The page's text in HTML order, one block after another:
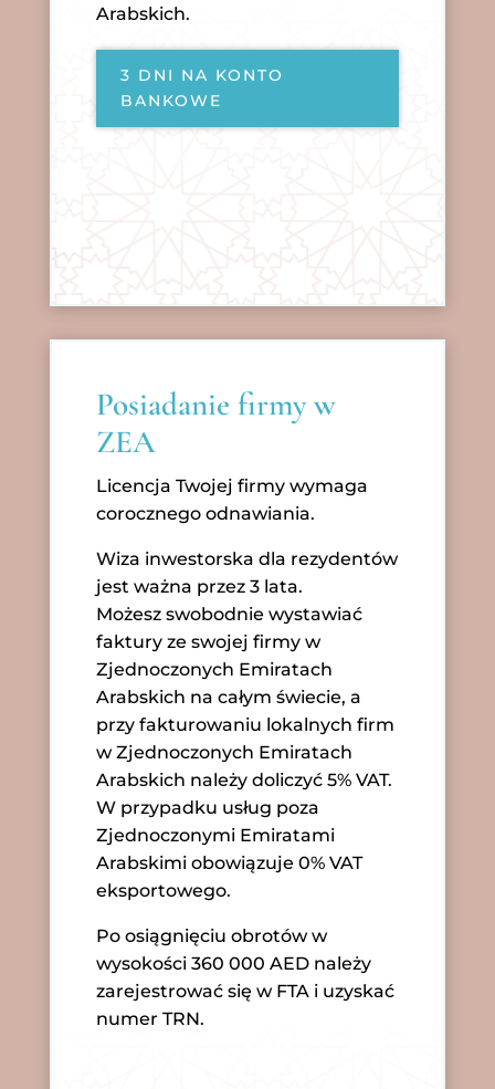
Arabskich.
3 DNI NA KONTO
BANKOWE
Posiadanie firmy w
ZEA
Licencja Twojej firmy wymaga
corocznego odnawiania.
Wiza inwestorska dla rezydentów
jest ważna przez 3 lata.
Możesz swobodnie wystawiać
faktury ze swojej firmy w
Zjednoczonych Emiratach
Arabskich na całym świecie, a
przy fakturowaniu lokalnych firm
w Zjednoczonych Emiratach
Arabskich należy doliczyć 5% VAT.
W przypadku usług poza
Zjednoczonymi Emiratami
Arabskimi obowiązuje 0% VAT
eksportowego.
Po osiągnięciu obrotów w
wysokości 360 000 AED należy
zarejestrować się w FTA i uzyskać
numer TRN.